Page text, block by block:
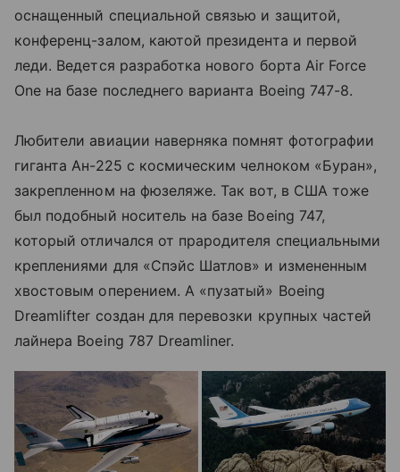
оснащенный специальной связью и защитой,
конференц-залом, каютой президента и первой
леди. Ведется разработка нового борта Air Force
One на базе последнего варианта Boeing 747-8.
Любители авиации наверняка помнят фотографии
гиганта Ан-225 с космическим челноком «Буран»,
закрепленном на фюзеляже. Так вот, в США тоже
был подобный носитель на базе Boeing 747,
который отличался от прародителя специальными
креплениями для «Спэйс Шатлов» и измененным
хвостовым оперением. А «пузатый» Boeing
Dreamlifter создан для перевозки крупных частей
лайнера Boeing 787 Dreamliner.